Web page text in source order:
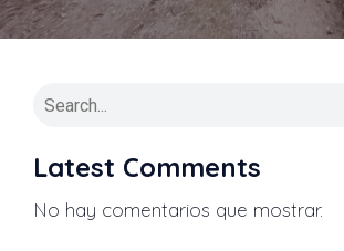
Latest Comments
No hay comentarios que mostrar.